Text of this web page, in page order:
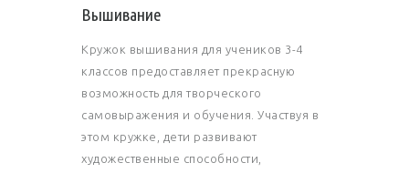
Вышивание
Кружок вышивания для учеников 3-4
классов предоставляет прекрасную
возможность для творческого
самовыражения и обучения. Участвуя в
этом кружке, дети развивают
художественные способности,